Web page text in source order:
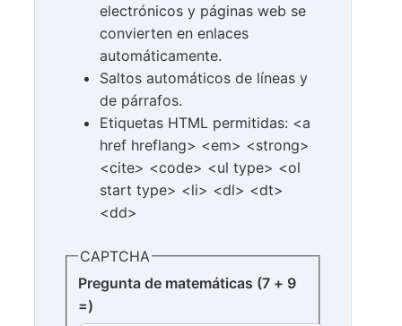
electrónicos y páginas web se
convierten en enlaces
automáticamente.
Saltos automáticos de líneas y
de párrafos.
Etiquetas HTML permitidas: <a
href hreflang> <em> <strong>
<cite> <code> <ul type> <ol
start type> <li> <dl> <dt>
<dd>
CAPTCHA
Pregunta de matemáticas (7 + 9
=)